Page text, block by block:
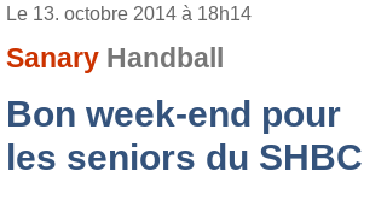
Le 13. octobre 2014 à 18h14
Sanary Handball
Bon week-end pour
les seniors du SHBC